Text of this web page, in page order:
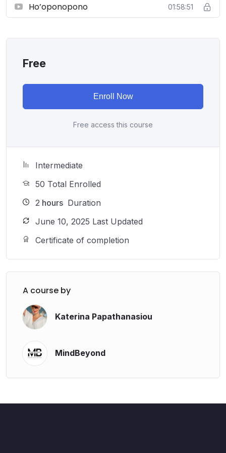
δεν εξηγούνται και παλιά τραύματα που
επανέρχονται ξανά και ξανά σαν καλοί πλην
Σου έχω νέα:
Δεν είσαι αδύναμος.
Απλώς ίσως , δεν κρατάς ακόμη τα σωστά κλειδιά.
Σε αυτό το ΔΩΡΟ εαυτού θα:
Συμπαντικούς Νόμους
(ναι, υπάρχουν και λειτουργούν είτε τους ξέρεις είτε
…ανακαλύψειςπώς οι κρίσεις και οι φοβίες είναι
…παίξεις
με τις τέσσερις απλές λέξεις του
(συγγνώμη, σε παρακαλώ, σ’ ευχαριστώ, σ’ αγαπώ)
σαν να είναι μαγικά κουμπιά που
επαναπρογραμματίζουν το σύστημά σου. (Πολύ
…θυμηθείς
πώς να συνεργάζεσαι με το Σύμπαν αντί
Πώς ξέρεις ότι αυτό το μάθημα είναι για σένα;
Ho’oponopono
01:58:51
Free
Enroll Now
Free access this course
Intermediate
50 Total Enrolled
2 hours Duration
June 10, 2025 Last Updated
Certificate of completion
A course by
Katerina Papathanasiou
MindBeyond